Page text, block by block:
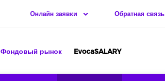
Обратная связь
Онлайн заявки
Фондовый рынок EvocaSALARY